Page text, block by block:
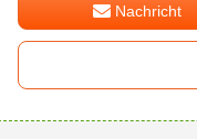
Nachricht